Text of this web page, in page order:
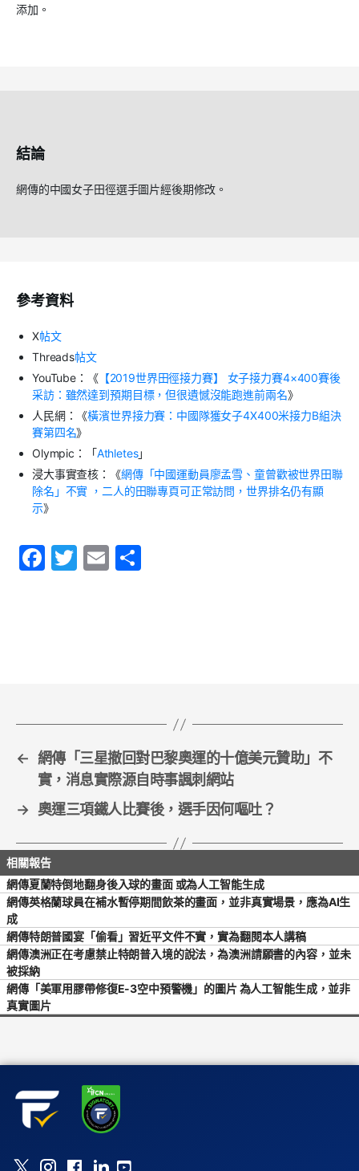
添加。
結論
網傳的中國女子田徑選手圖片經後期修改。
參考資料
X帖文
Threads帖文
YouTube：《【2019世界田徑接力賽】 女子接力賽4×400賽後
采訪：雖然達到預期目標，但很遺憾沒能跑進前兩名》
人民網：《橫濱世界接力賽：中國隊獲女子4X400米接力B組決
賽第四名》
Olympic ：「Athletes」
浸大事實查核：《網傳「中國運動員廖孟雪、童曾歡被世界田聯
除名」不實 ，二人的田聯專頁可正常訪問，世界排名仍有顯
示》
F
T
E
← 網傳「三星撤回對巴黎奧運的十億美元贊助」不
實，消息實際源自時事諷刺網站
→ 奧運三項鐵人比賽後，選手因何嘔吐？
網傳夏蘭特倒地翻身後入球的畫面 或為人工智能生成
網傳英格蘭球員在補水暫停期間飲茶的畫面，並非真實場景，應為AI生
成
網傳特朗普國宴「偷看」習近平文件不實，實為翻閱本人講稿
網傳澳洲正在考慮禁止特朗普入境的說法，為澳洲請願書的內容，並未
被採納
網傳「美軍用膠帶修復E-3空中預警機」的圖片 為人工智能生成，並非
真實圖片